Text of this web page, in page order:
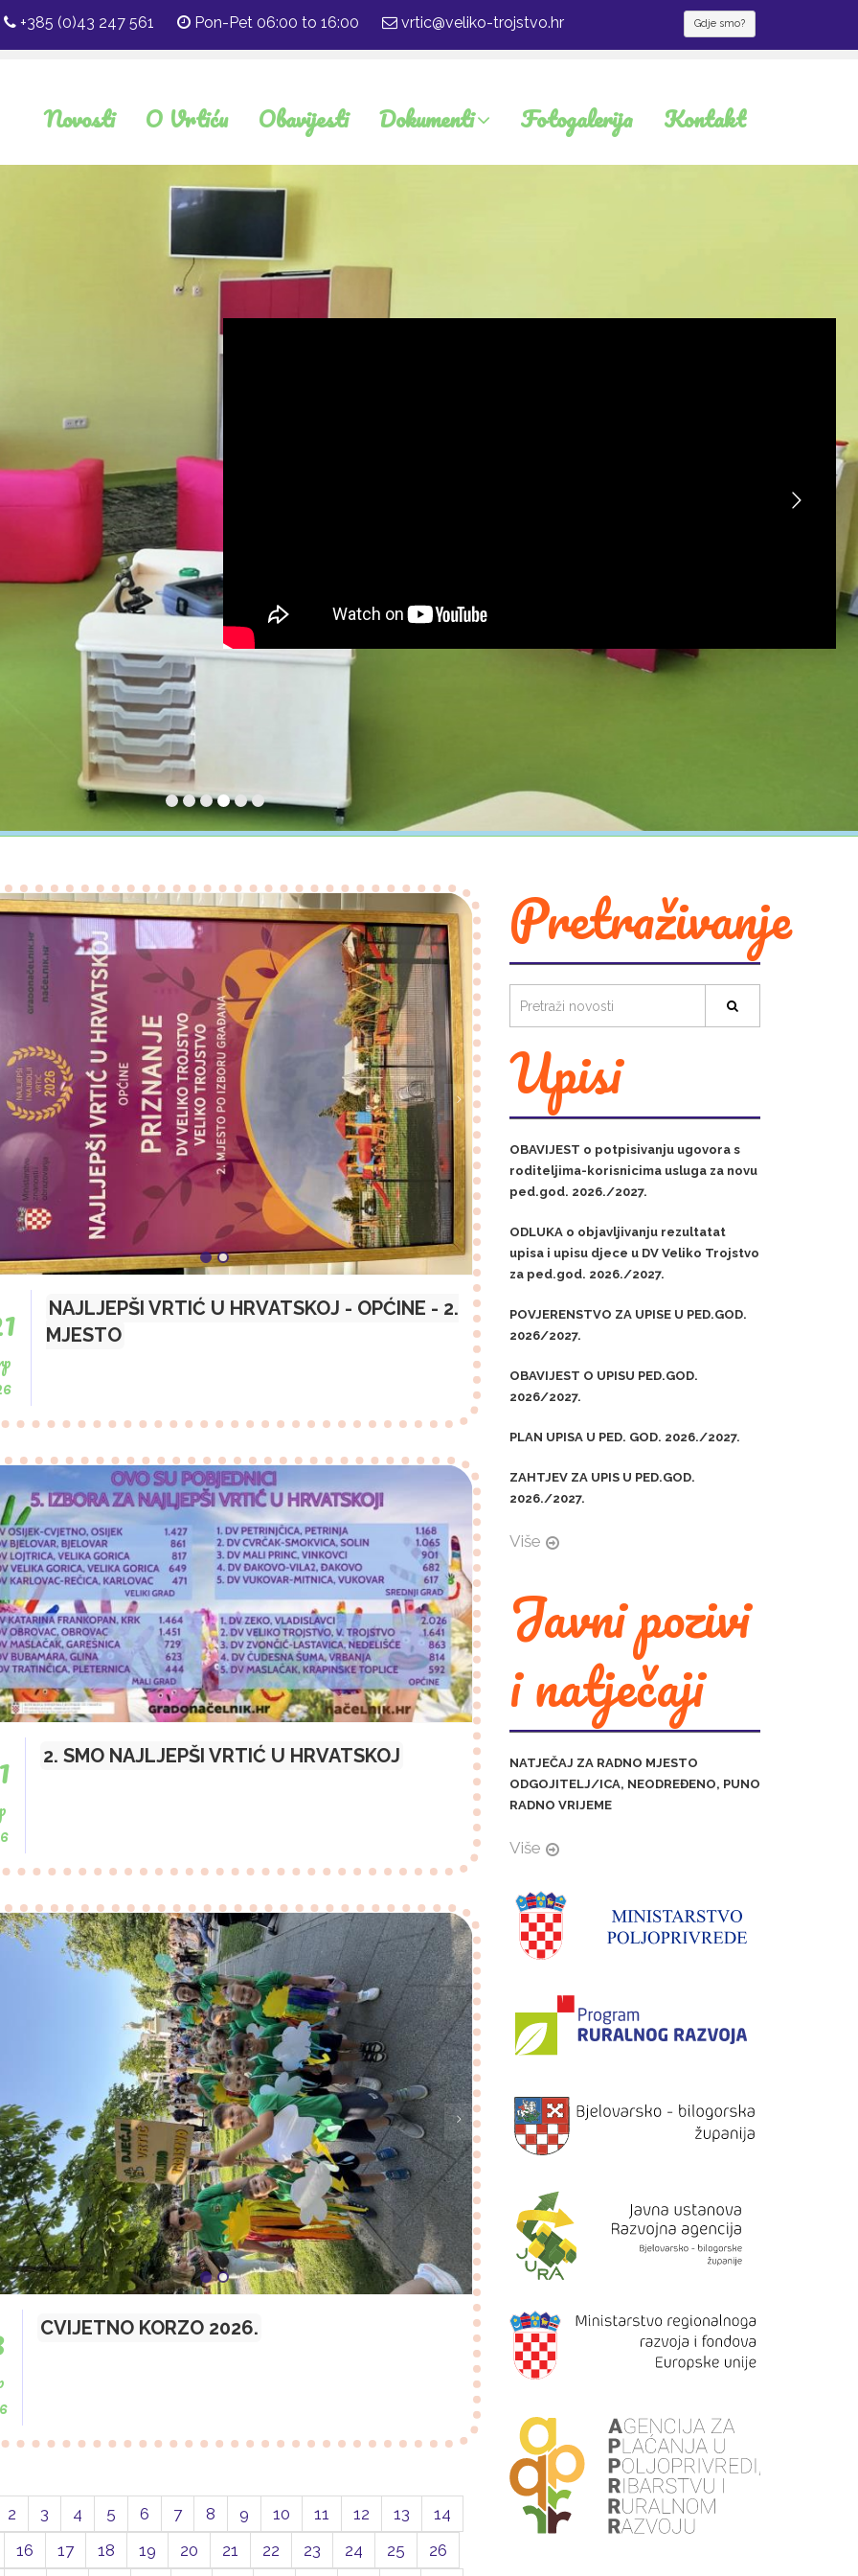
+385 (0)43 247 561 Pon-Pet 06:00 to 16:00 vrtic@veliko-trojstvo.hr Gdje smo?
Novosti O Vrtiću Obavijesti Dokumenti Fotogalerija Kontakt
NAJLJEPŠI VRTIĆ U HRVATSKOJ - OPĆINE - 2.
MJESTO
2. SMO NAJLJEPŠI VRTIĆ U HRVATSKOJ
CVIJETNO KORZO 2026.
2 3 4 5 6 7 8 9 10 11 12 13
14
16
17 18 19 20 21 22 23 24 25 26
Pretraživanje
Upisi
OBAVIJEST o potpisivanju ugovora s
roditeljima-korisnicima usluga za novu
ped.god. 2026./2027.
ODLUKA o objavljivanju rezultatat
upisa i upisu djece u DV Veliko Trojstvo
za ped.god. 2026./2027.
POVJERENSTVO ZA UPISE U PED.GOD.
2026/2027.
OBAVIJEST O UPISU PED.GOD.
2026/2027.
PLAN UPISA U PED. GOD. 2026./2027.
ZAHTJEV ZA UPIS U PED.GOD.
2026./2027.
Više
Javni pozivi
i natječaji
NATJEČAJ ZA RADNO MJESTO
ODGOJITELJ/ICA, NEODREĐENO, PUNO
RADNO VRIJEME
Više